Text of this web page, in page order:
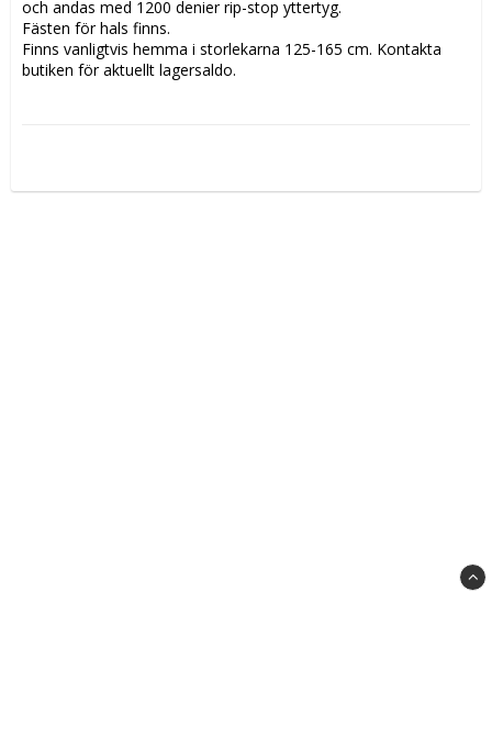
och andas med 1200 denier rip-stop yttertyg.
Fästen för hals finns.
Finns vanligtvis hemma i storlekarna 125-165 cm. Kontakta
butiken för aktuellt lagersaldo.